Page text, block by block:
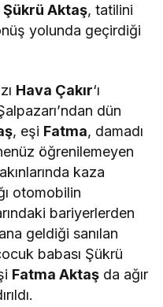
Şükrü Aktaş, tatilini
yolunda geçirdiği
Hava Çakır‘ı
dün
, eşi Fatma, damadı
öğrenilemeyen
kaza
otomobilin
bariyerlerden
geldiği sanılan
babası Şükrü
Fatma Aktaş da ağır